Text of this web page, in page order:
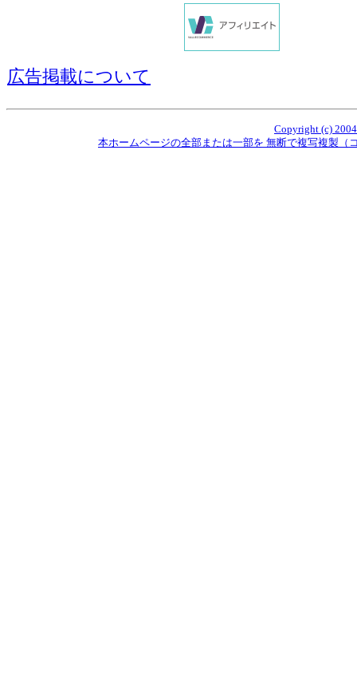
広告掲載について
Copyright (c)
本ホームページの全部または一部を 無断で複写複製（